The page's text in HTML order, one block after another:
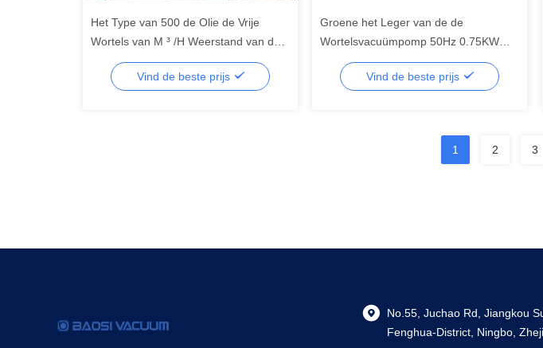
Het Type van 500 de Olie de Vrije
Wortels van M ³ /H Weerstand van de
Ventilator Hoge Schone
VacuümcorrosieVind de beste prijs
Groene het Leger van de de
Wortelsvacuümpomp 50Hz 0.75KW
van BSJ70L 160CFM 280m ³ /h 2
Polen
Vind de beste prijs
1 2 3
No.55, Juchao Rd, Jiangkou
Fenghua-District, Ningbo,